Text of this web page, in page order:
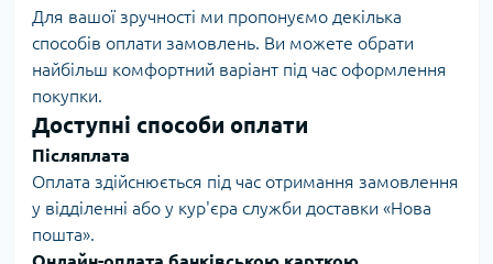
Для вашої зручності ми пропонуємо декілька
способів оплати замовлень. Ви можете обрати
найбільш комфортний варіант під час оформлення
покупки.
Доступні способи оплати
Післяплата
Оплата здійснюється під час отримання замовлення
у відділенні або у кур'єра служби доставки «Нова
пошта».